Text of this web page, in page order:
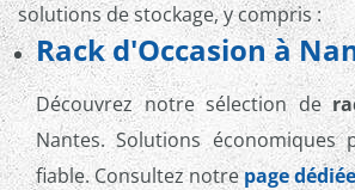
solutions de stockage, y compris :
Rack d'Occasion à
Découvrez notre sélection de
Nantes. Solutions économiques
fiable. Consultez notrepage dédiée